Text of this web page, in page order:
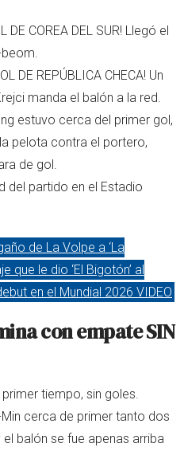
DE COREA DEL SUR! Llegó el
DE REPÚBLICA CHECA! Un
manda el balón a la red.
estuvo cerca del primer gol,
pelota contra el portero,
de gol.
del partido en el Estadio
de La Volpe a ‘La
que le dio ‘El Bigotón’ al
en el Mundial 2026 VIDEO
con empate SIN
tiempo, sin goles.
cerca de primer tanto dos
balón se fue apenas arriba